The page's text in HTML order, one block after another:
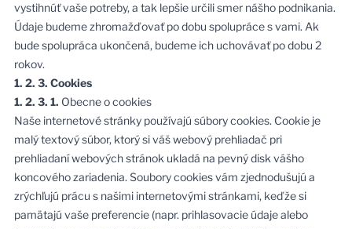
vystihnúť vaše potreby, a tak lepšie určili smer nášho podnikania.
Údaje budeme zhromažďovať po dobu spolupráce s vami. Ak
bude spolupráca ukončená, budeme ich uchovávať po dobu 2
rokov.
1. 2. 3. Cookies
1. 2. 3. 1. Obecne o cookies
Naše internetové stránky používajú súbory cookies. Cookie je
malý textový súbor, ktorý si váš webový prehliadač pri
prehliadaní webových stránok ukladá na pevný disk vášho
koncového zariadenia. Soubory cookies vám zjednodušujú a
zrýchľujú prácu s našimi internetovými stránkami, keďže si
pamätajú vaše preferencie (napr. prihlasovacie údaje alebo